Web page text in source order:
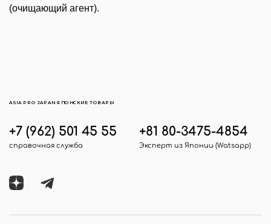
(очищающий агент).
+7 (962) 501 45 55
справочная служба
+81 80-3475-4854
Эксперт из Японии (Watsapp)
ASIA PRO JAPAN ЯПОНСКИЕ ТОВАРЫ